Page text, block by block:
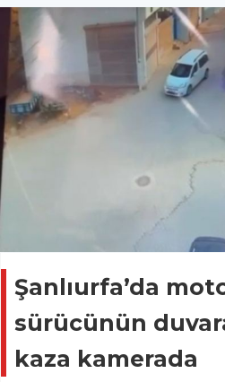
Şanlıurfa’da
sürücünün
kaza kamerada